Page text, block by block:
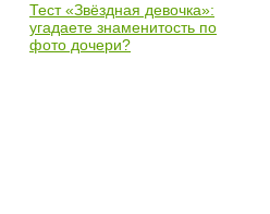
Тест «Звёздная девочка»:
угадаете знаменитость по
фото дочери?